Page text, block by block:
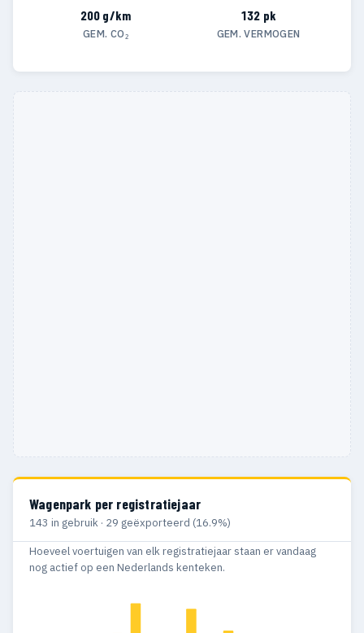
200 g/km
GEM. CO₂
132 pk
GEM. VERMOGEN
Wagenpark per registratiejaar
143 in gebruik · 29 geëxporteerd (16.9%)
Hoeveel voertuigen van elk registratiejaar staan er vandaag
nog actief op een Nederlands kenteken.